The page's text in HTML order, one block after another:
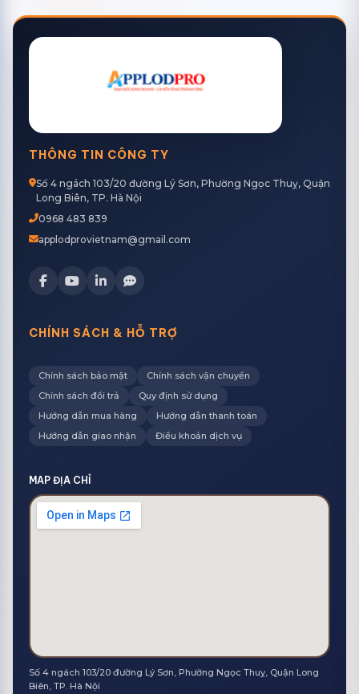
THÔNG TIN CÔNG TY
Số 4 ngách 103/20 đường Lý Sơn, Phường Ngọc Thuỵ, Quận
Long Biên, TP. Hà Nội
0968 483 839
applodprovietnam@gmail.com
CHÍNH SÁCH & HỖ TRỢ
Chính sách bảo mật
Chính sách vận chuyển
Chính sách đổi trả
Quy định sử dụng
Hướng dẫn mua hàng
Hướng dẫn thanh toán
Hướng dẫn giao nhận
Điều khoản dịch vụ
MAP ĐỊA CHỈ
Số 4 ngách 103/20 đường Lý Sơn, Phường Ngọc Thuỵ, Quận Long
Biên, TP. Hà Nội